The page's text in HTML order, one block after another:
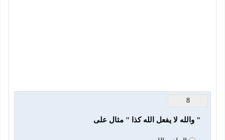
8
" والله لا يفعل الله كذا " مثال على